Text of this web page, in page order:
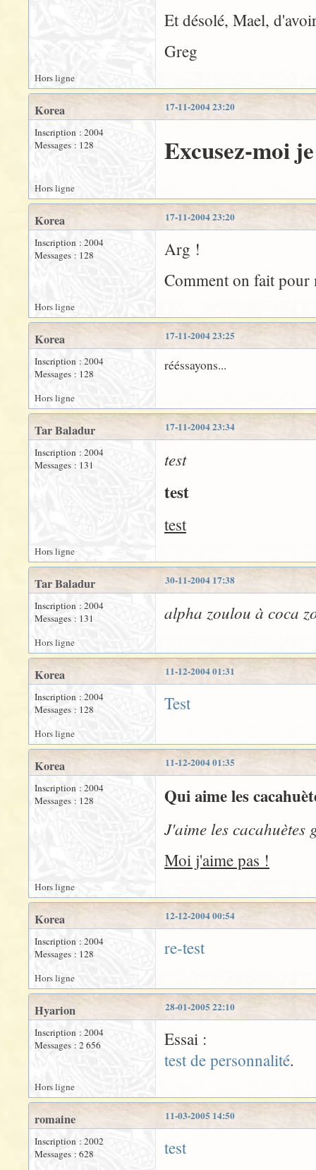
Et désolé, Mael,
Greg
Hors ligne
17-11-2004 23:20
Korea
Inscription : 2004
Messages : 128
Excusez-moi
Hors ligne
17-11-2004 23:20
Korea
Inscription : 2004
Messages : 128
Arg !
Comment on fait pour
Hors ligne
17-11-2004 23:25
Korea
Inscription : 2004
Messages : 128
rééssayons...
Hors ligne
17-11-2004 23:34
Tar Baladur
Inscription : 2004
Messages : 131
test
test
test
Hors ligne
30-11-2004 17:38
Tar Baladur
Inscription : 2004
Messages : 131
alpha zoulou à coca
Hors ligne
11-12-2004 01:31
Korea
Inscription : 2004
Messages : 128
Test
Hors ligne
11-12-2004 01:35
Korea
Inscription : 2004
Messages : 128
Qui aime les
J'aime les cacahuètes
Moi j'aime pas !
Hors ligne
12-12-2004 00:54
Korea
Inscription : 2004
Messages : 128
re-test
Hors ligne
28-01-2005 22:10
Hyarion
Inscription : 2004
Messages : 2 656
Essai :
test de personnalité.
Hors ligne
11-03-2005 14:50
romaine
Inscription : 2002
Messages : 628
test